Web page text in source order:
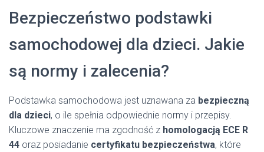
Bezpieczeństwo podstawki
samochodowej dla dzieci. Jakie
są normy i zalecenia?
Podstawka samochodowa jest uznawana za bezpieczną
dla dzieci, o ile spełnia odpowiednie normy i przepisy.
Kluczowe znaczenie ma zgodność z homologacją ECE R
44 oraz posiadanie certyfikatu bezpieczeństwa, które